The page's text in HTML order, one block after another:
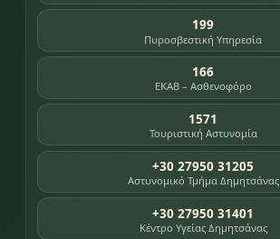
199
Πυροσβεστική Υπηρεσία
166
ΕΚΑΒ – Ασθενοφόρο
1571
Τουριστική Αστυνομία
+30 27950 31205
Αστυνομικό Τμήμα Δημητσάνας
+30 27950 31401
Κέντρο Υγείας Δημητσάνας